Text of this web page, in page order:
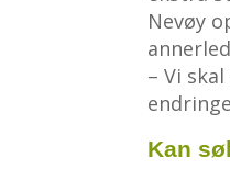
Nevøy
– Vi
Kan